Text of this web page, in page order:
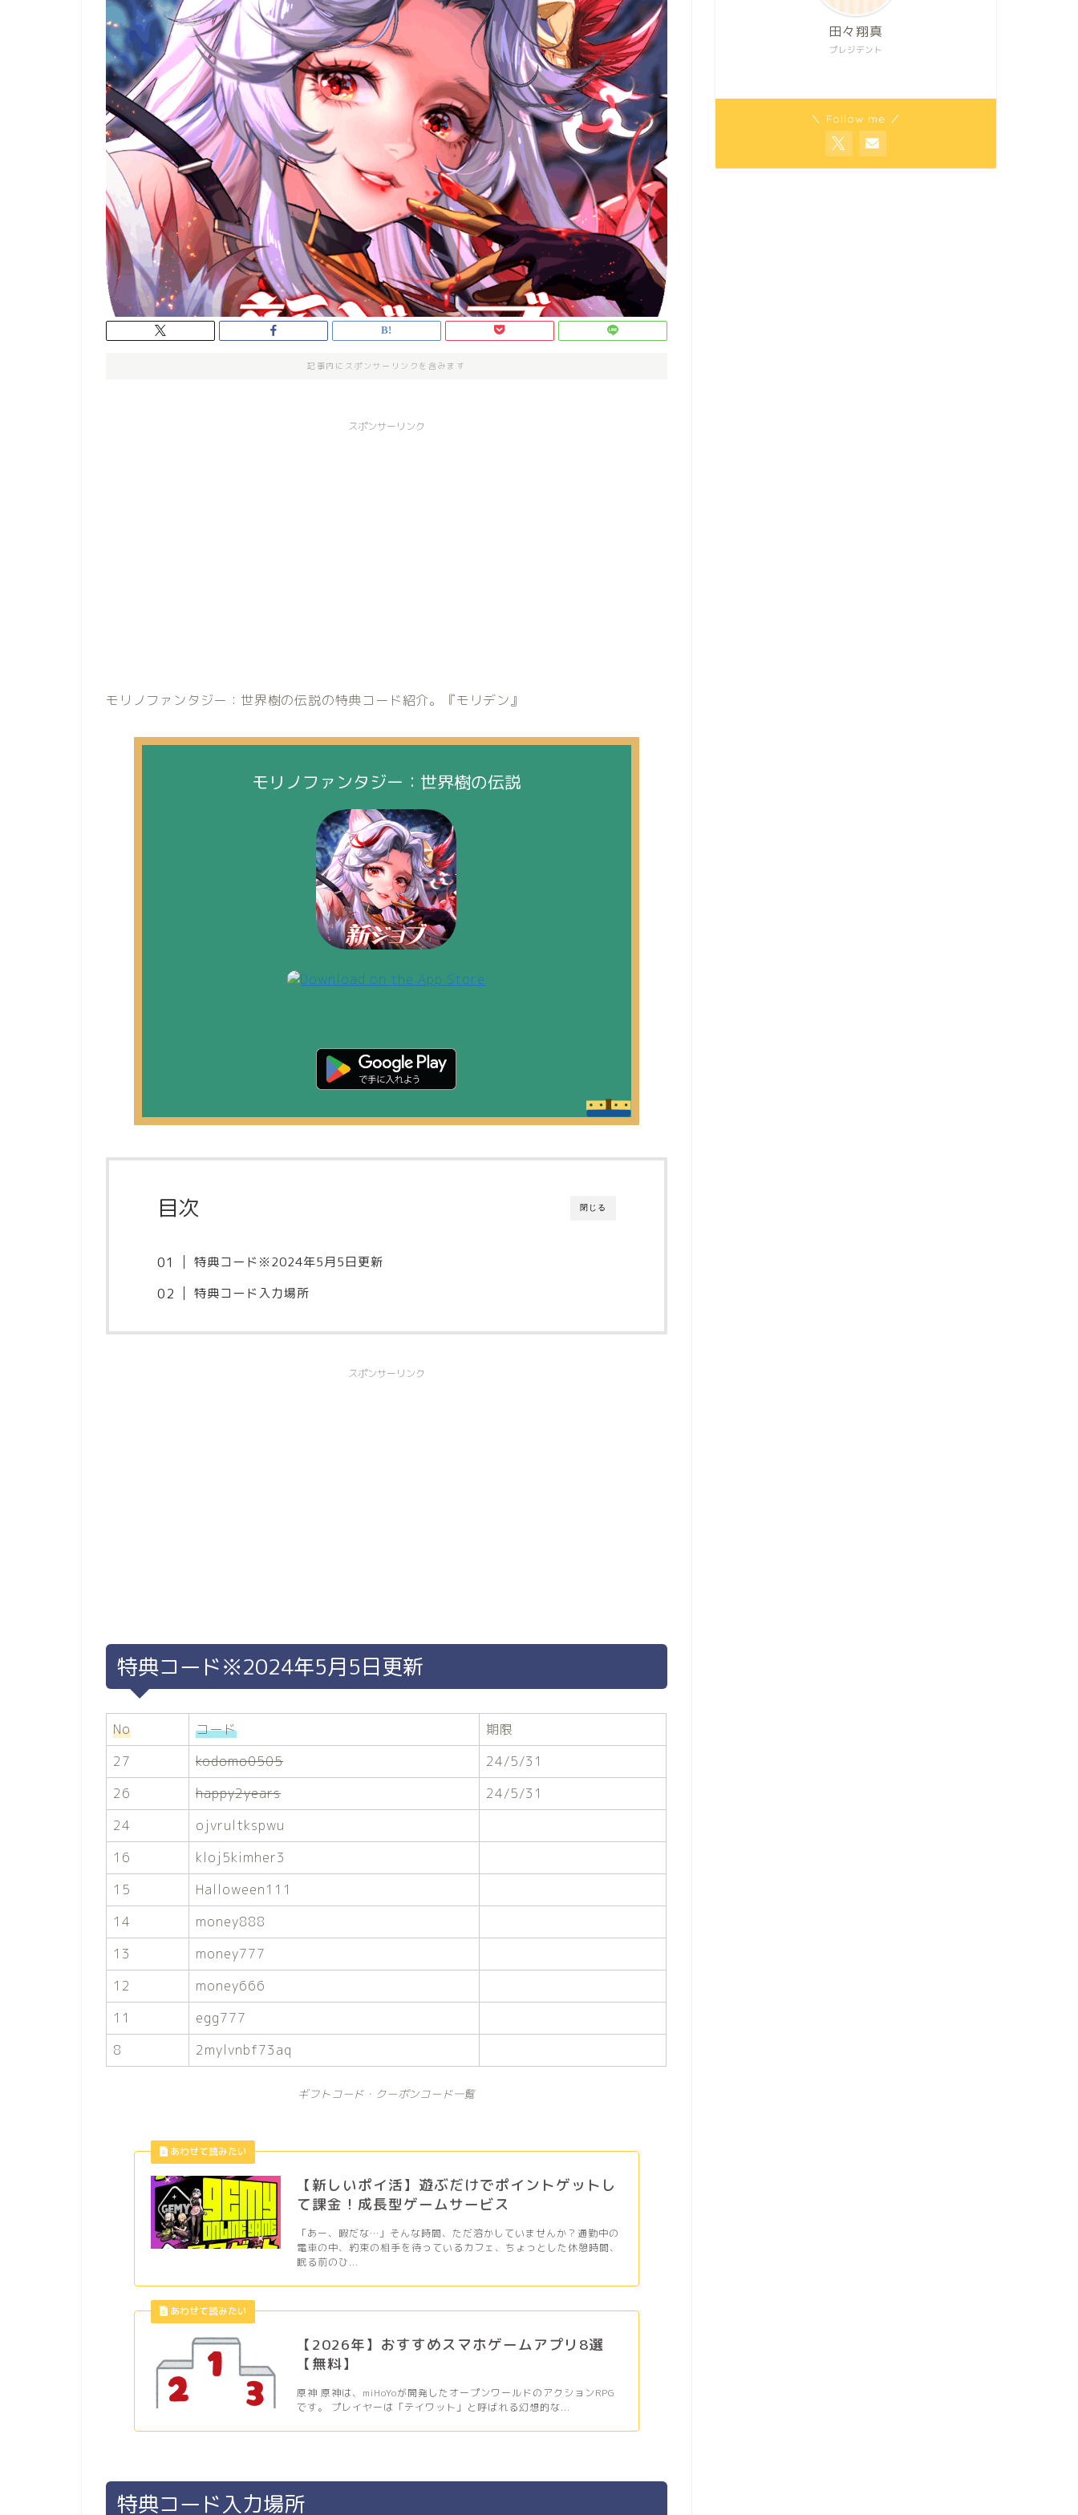
記事内にスポンサーリンクを含みます
スポンサーリンク
モリノファンタジー：世界樹の伝説の特典コード紹介。『モリデン』
モリノファンタジー：世界樹の伝説
閉じる
目次
特典コード※2024年5月5日更新
特典コード入力場所
スポンサーリンク
特典コード※2024年5月5日更新
No コード
期限
27
kodomo0505
24/5/31
26
happy2years
24/5/31
24
ojvrultkspwu
16
kloj5kimher3
15
Halloween111
14
money888
13
money777
12
money666
11
egg777
8
2mylvnbf73aq
ギフトコード・クーポンコード一覧
【新しいポイ活】遊ぶだけでポイントゲットし
て課金！成長型ゲームサービス
「あー、暇だな…」そんな時間、ただ溶かしていませんか？通勤中の
電車の中、約束の相手を待っているカフェ、ちょっとした休憩時間、
眠る前のひ...
【2026年】おすすめスマホゲームアプリ8選
【無料】
原神 原神は、miHoYoが開発したオープンワールドのアクションRPG
です。 プレイヤーは「テイワット」と呼ばれる幻想的な...
特典コード入力場所
プレジデント
田々翔真
＼ Follow me ／